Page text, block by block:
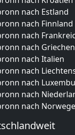
nach Estland
nach Finnland
nach
nach
nach Italien
nach
nach
nach
nach